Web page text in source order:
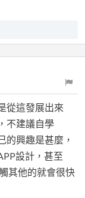
從這發展出來
不建議自學
的興趣是甚麼，
設計，甚至
其他的就會很快